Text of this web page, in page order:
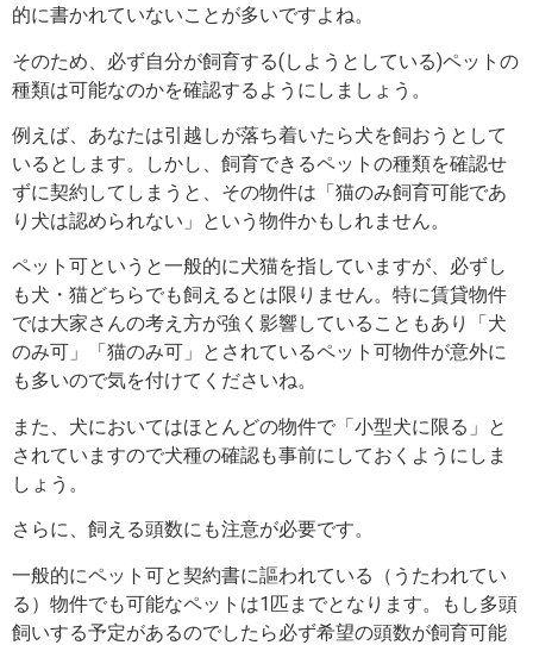
的に書かれていないことが多いですよね。
そのため、必ず自分が飼育する(しようとしている)ペットの
種類は可能なのかを確認するようにしましょう。
例えば、あなたは引越しが落ち着いたら犬を飼おうとして
いるとします。しかし、飼育できるペットの種類を確認せ
ずに契約してしまうと、その物件は「猫のみ飼育可能であ
り犬は認められない」という物件かもしれません。
ペット可というと一般的に犬猫を指していますが、必ずし
も犬・猫どちらでも飼えるとは限りません。特に賃貸物件
では大家さんの考え方が強く影響していることもあり「犬
のみ可」「猫のみ可」とされているペット可物件が意外に
も多いので気を付けてくださいね。
また、犬においてはほとんどの物件で「小型犬に限る」と
されていますので犬種の確認も事前にしておくようにしま
しょう。
さらに、飼える頭数にも注意が必要です。
一般的にペット可と契約書に謳われている（うたわれてい
る）物件でも可能なペットは1匹までとなります。もし多頭
飼いする予定があるのでしたら必ず希望の頭数が飼育可能